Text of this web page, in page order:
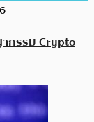
กรรม Crypto